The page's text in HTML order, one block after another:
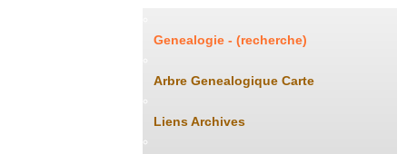
Genealogie - (recherche)
Arbre Genealogique Carte
Liens Archives